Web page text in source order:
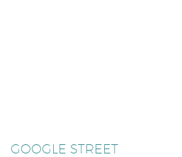
GOOGLE STREET